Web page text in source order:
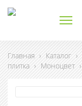
Главная › Каталог ›
плитка › Моноцвет ›